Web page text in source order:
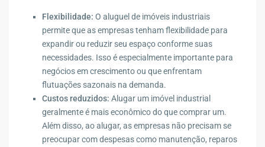
Flexibilidade: O aluguel de imóveis industriais
permite que as empresas tenham flexibilidade para
expandir ou reduzir seu espaço conforme suas
necessidades. Isso é especialmente importante para
negócios em crescimento ou que enfrentam
flutuações sazonais na demanda.
Custos reduzidos: Alugar um imóvel industrial
geralmente é mais econômico do que comprar um.
Além disso, ao alugar, as empresas não precisam se
preocupar com despesas como manutenção, reparos